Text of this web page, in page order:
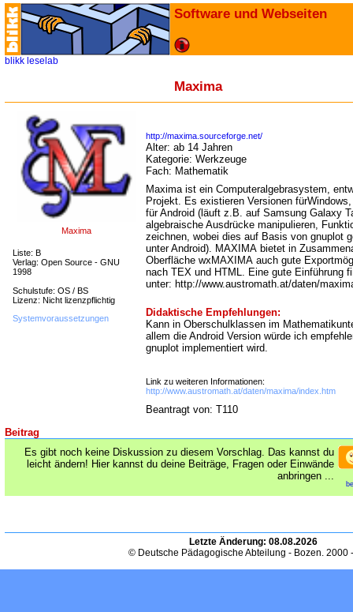
Software und Webseiten
blikk leselab
Maxima
Maxima
Liste: B
Verlag: Open Source - GNU
1998
Schulstufe: OS / BS
Lizenz: Nicht lizenzpflichtig
Systemvoraussetzungen
http://maxima.sourceforge.net/
Alter: ab 14 Jahren
Kategorie: Werkzeuge
Fach: Mathematik
Maxima ist ein Computeralgebrasystem,
Projekt. Es existieren Versionen
für Android (läuft z.B. auf Samsung Galaxy
algebraische Ausdrücke manipulieren,
zeichnen, wobei dies auf Basis von gnuplot
unter Android). MAXIMA bietet in
Oberfläche wxMAXIMA auch gute
nach TEX und HTML. Eine gute Einführung
unter: http://www.austromath.at/daten/
Didaktische Empfehlungen:
Kann in Oberschulklassen im
allem die Android Version würde ich
gnuplot implementiert wird.
Link zu weiteren Informationen:
http://www.austromath.at/daten/maxima/index.htm
Beantragt von: T110
Beitrag
Es gibt noch keine Diskussion zu diesem Vorschlag. Das kannst du
leicht ändern! Hier kannst du deine Beiträge, Fragen oder Einwände
anbringen ...
Letzte Änderung: 08.08.2026
© Deutsche Pädagogische Abteilung - Bozen. 2000